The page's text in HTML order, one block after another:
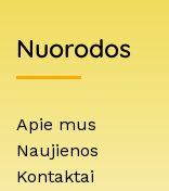
Nuorodos
Apie mus
Naujienos
Kontaktai